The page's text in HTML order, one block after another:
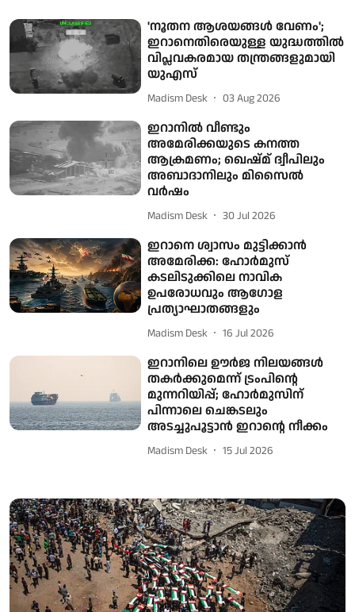
'നൂതന ആശയങ്ങൾ വേണം';
ഇറാനെതിരെയുള്ള യുദ്ധത്തിൽ
വിപ്ലവകരമായ തന്ത്രങ്ങളുമായി
യുഎസ്
Madism Desk 03 Aug 2026
ഇറാനിൽ വീണ്ടും
അമേരിക്കയുടെ കനത്ത
ആക്രമണം; ഖെഷ്മ് ദ്വീപിലും
അബാദാനിലും മിസൈൽ
വർഷം
Madism Desk 30 Jul 2026
ഇറാനെ ശ്വാസം മുട്ടിക്കാൻ
അമേരിക്ക: ഹോർമുസ്
കടലിടുക്കിലെ നാവിക
ഉപരോധവും ആഗോള
പ്രത്യാഘാതങ്ങളും
Madism Desk 16 Jul 2026
ഇറാനിലെ ഊർജ നിലയങ്ങൾ
തകർക്കുമെന്ന് ട്രംപിന്റെ
മുന്നറിയിപ്പ്; ഹോർമുസിന്
പിന്നാലെ ചെങ്കടലും
അടച്ചുപൂട്ടാൻ ഇറാന്റെ നീക്കം
Madism Desk 15 Jul 2026